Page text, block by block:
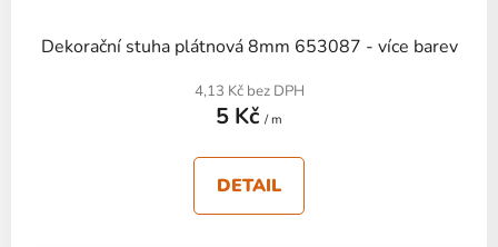
Dekorační stuha plátnová 8mm 653087 - více barev
4,13 Kč bez DPH
5 Kč / m
DETAIL